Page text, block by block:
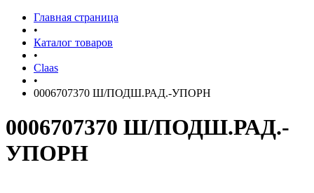
Главная страница
•
Каталог товаров
•
Claas
•
0006707370 Ш/ПОДШ.РАД.-УПОРН
0006707370 Ш/ПОДШ.РАД.-
УПОРН